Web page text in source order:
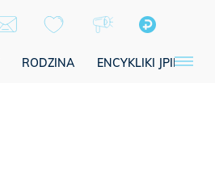
RODZINA ENCYKLIKI JPII